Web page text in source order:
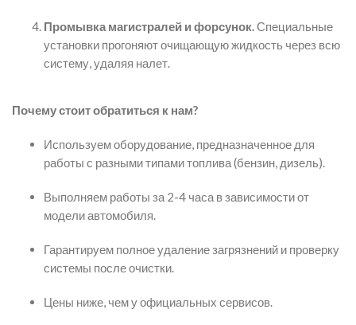
Промывка магистралей и форсунок.Специальные
установки прогоняют очищающую жидкость через всю
систему, удаляя налет.
Почему стоит обратиться к нам?
Используем оборудование, предназначенное для
работы с разными типами топлива (бензин, дизель).
Выполняем работы за 2-4 часа в зависимости от
модели автомобиля.
Гарантируем полное удаление загрязнений и проверку
системы после очистки.
Цены ниже, чем у официальных сервисов.